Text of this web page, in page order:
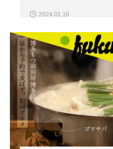
2024.01.16